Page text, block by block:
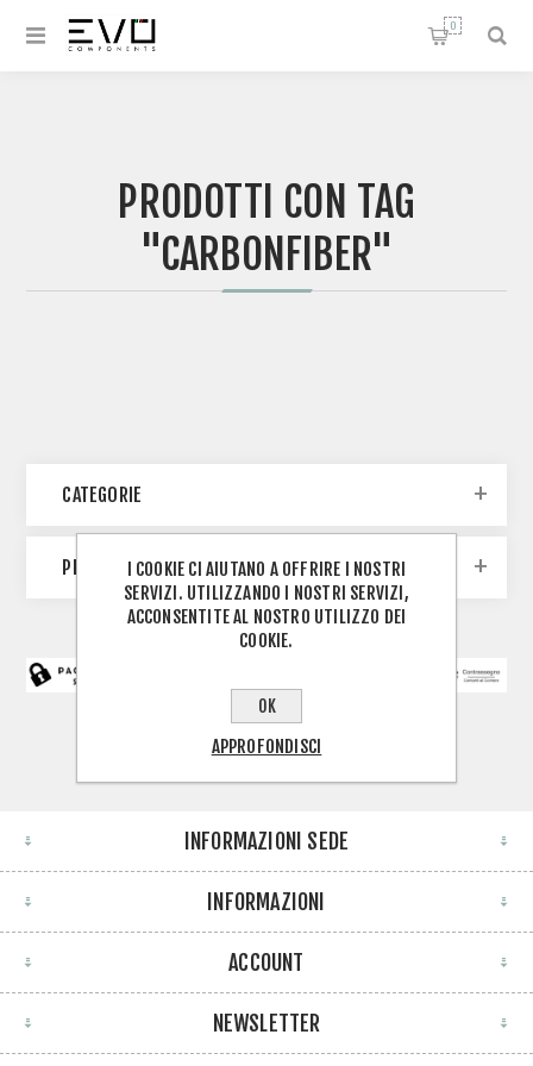
0
PRODOTTI CON TAG
"CARBONFIBER"
CATEGORIE
PRODUTTORI
INFORMAZIONI SEDE
INFORMAZIONI
ACCOUNT
NEWSLETTER
I COOKIE CI AIUTANO A OFFRIRE I NOSTRI
SERVIZI. UTILIZZANDO I NOSTRI SERVIZI,
ACCONSENTITE AL NOSTRO UTILIZZO DEI
COOKIE.
OK
APPROFONDISCI